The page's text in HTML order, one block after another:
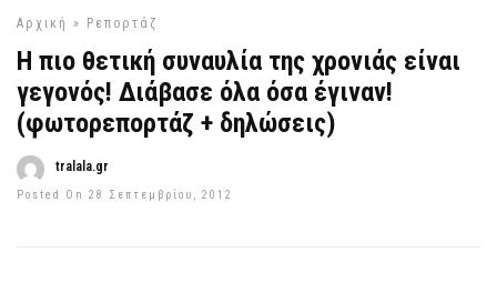
Αρχική » Ρεπορτάζ
Η πιο θετική συναυλία της χρονιάς είναι
γεγονός! Διάβασε όλα όσα έγιναν!
(φωτορεπορτάζ + δηλώσεις)
tralala.gr
Posted On 28 Σεπτεμβρίου, 2012